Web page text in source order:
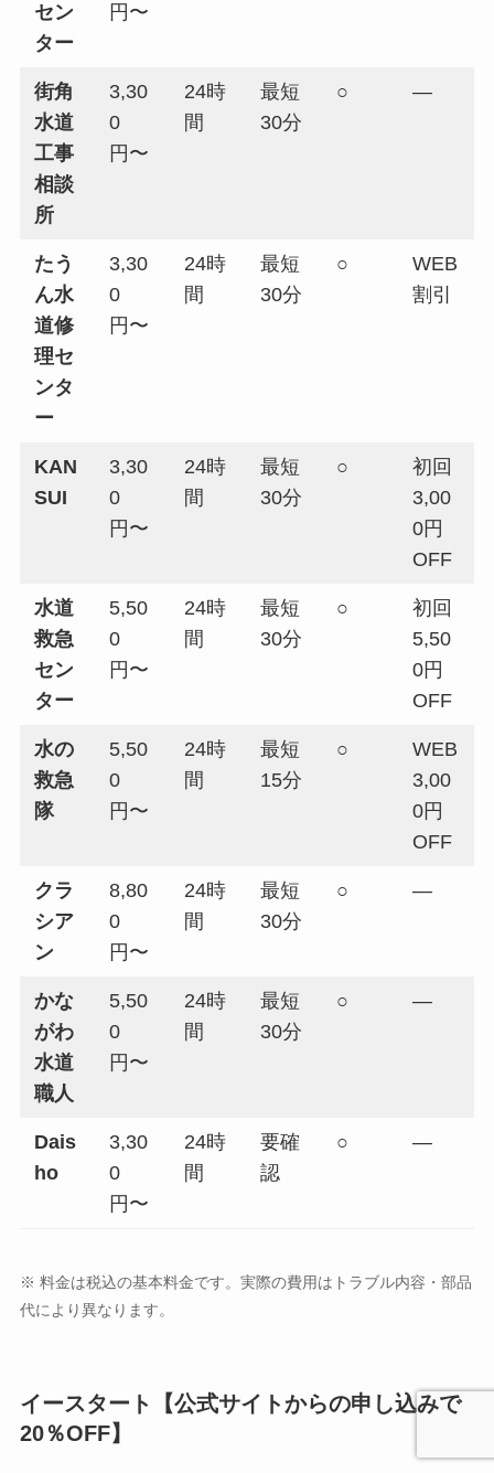
セン
ター
円〜
街角
水道
工事
相談
所
3,30
0
円〜
24時
間
最短
30分
○ —
たう
ん水
道修
理セ
ンタ
ー
3,30
0
円〜
24時
間
最短
30分
○
WEB
割引
KAN
SUI
3,30
0
円〜
24時
間
最短
30分
○
初回
3,00
0円
OFF
水道
救急
セン
ター
5,50
0
円〜
24時
間
最短
30分
○
初回
5,50
0円
OFF
水の
救急
隊
5,50
0
円〜
24時
間
最短
15分
○
WEB
3,00
0円
OFF
クラ
シア
ン
8,80
0
円〜
24時
間
最短
30分
○ —
かな
がわ
水道
職人
5,50
0
円〜
24時
間
最短
30分
○ —
Dais
ho
3,30
0
円〜
24時
間
要確
認
○ —
※ 料金は税込の基本料金です。実際の費用はトラブル内容・部品
代により異なります。
イースタート【公式サイトからの申し込みで
20％OFF】